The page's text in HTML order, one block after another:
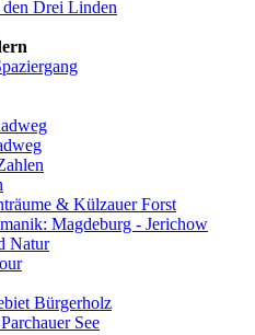
Drei Linden
& Külzauer Forst
Magdeburg - Jerichow
Natur
Bürgerholz
See